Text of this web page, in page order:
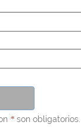
* son obligatorios.